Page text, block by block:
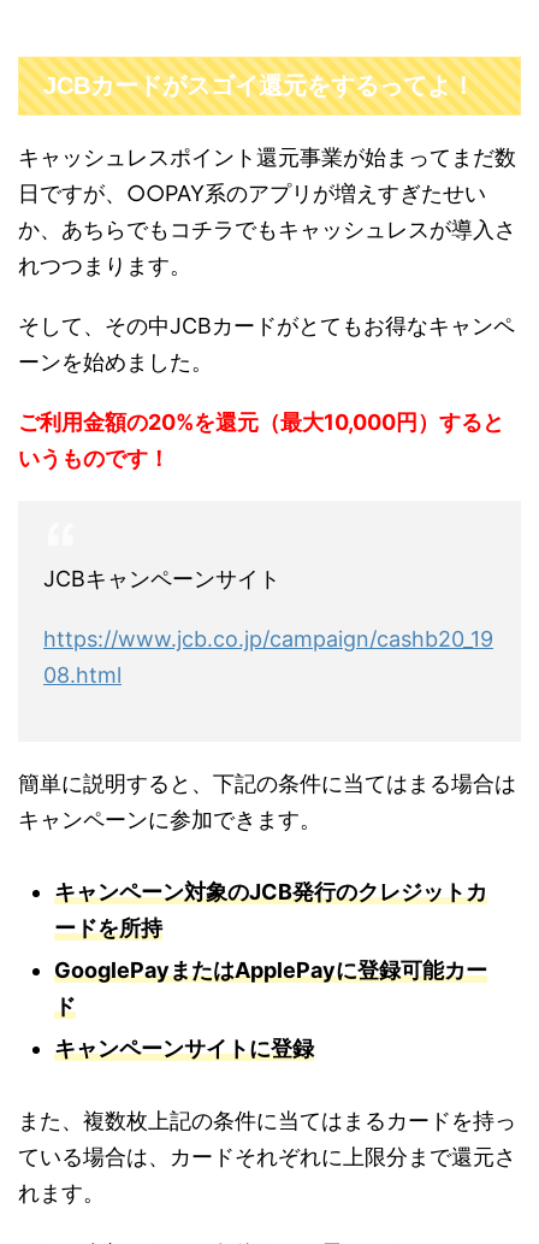
JCBカードがスゴイ還元をするってよ！
キャッシュレスポイント還元事業が始まってまだ数
日ですが、○○PAY系のアプリが増えすぎたせい
か、あちらでもコチラでもキャッシュレスが導入さ
れつつまります。
そして、その中JCBカードがとてもお得なキャンペ
ーンを始めました。
ご利用金額の20%を還元（最大10,000円）すると
いうものです！
JCBキャンペーンサイト
https://www.jcb.co.jp/campaign/cashb20_19
08.html
簡単に説明すると、下記の条件に当てはまる場合は
キャンペーンに参加できます。
キャンペーン対象のJCB発行のクレジットカ
ードを所持
GooglePayまたはApplePayに登録可能カー
ド
キャンペーンサイトに登録
また、複数枚上記の条件に当てはまるカードを持っ
ている場合は、カードそれぞれに上限分まで還元さ
れます。